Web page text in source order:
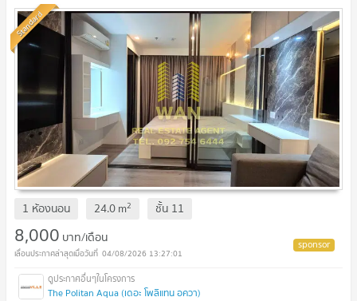
Standard
1 ห้องนอน 24.0m2 ชั้น 11
8,000 บาท/เดือน
04/08/2026 13:27:01
The Politan Aqua (เดอะ โพลิแทน อควา)